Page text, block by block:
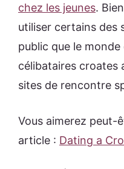
chez les jeunes.
utiliser certains des
public que le
célibataires croates
sites de rencontre
Vous aimerez peut-
article : Dating a